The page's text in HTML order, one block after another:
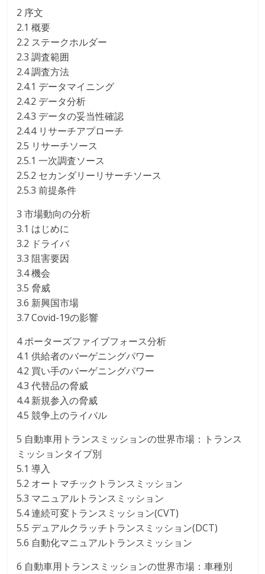
2 序文
2.1 概要
2.2 ステークホルダー
2.3 調査範囲
2.4 調査方法
2.4.1 データマイニング
2.4.2 データ分析
2.4.3 データの妥当性確認
2.4.4 リサーチアプローチ
2.5 リサーチソース
2.5.1 一次調査ソース
2.5.2 セカンダリーリサーチソース
2.5.3 前提条件
3 市場動向の分析
3.1 はじめに
3.2 ドライバ
3.3 阻害要因
3.4 機会
3.5 脅威
3.6 新興国市場
3.7 Covid-19の影響
4 ポーターズファイブフォース分析
4.1 供給者のバーゲニングパワー
4.2 買い手のバーゲニングパワー
4.3 代替品の脅威
4.4 新規参入の脅威
4.5 競争上のライバル
5 自動車用トランスミッションの世界市場：トランス
ミッションタイプ別
5.1 導入
5.2 オートマチックトランスミッション
5.3 マニュアルトランスミッション
5.4 連続可変トランスミッション(CVT)
5.5 デュアルクラッチトランスミッション(DCT)
5.6 自動化マニュアルトランスミッション
6 自動車用トランスミッションの世界市場：車種別